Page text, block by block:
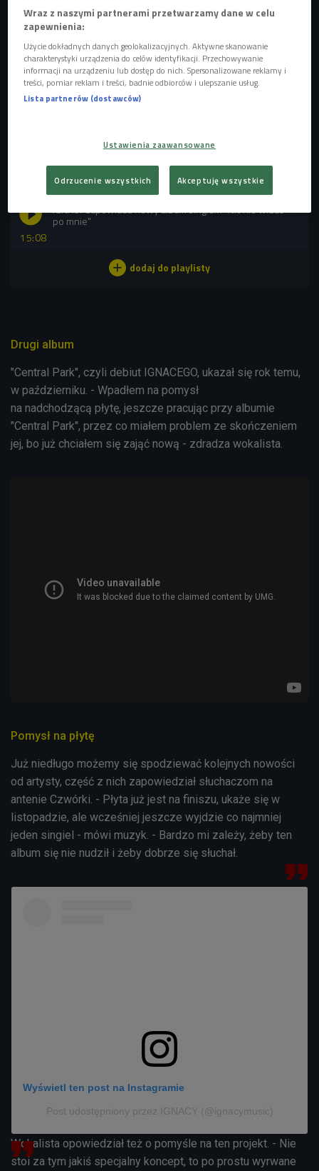
Najnowszy singiel IGNACEGO "Nic nie widać po mnie" miał
premierę 22 sierpnia. Do piosenki powstał teledysk. Artysta
opowiedział Dominice Płonce w jej pierwszym "Poranku
Czwórki" dlaczego ten numer jest dla niego ważny. - „Nic
nie widać po mnie” było pierwszym numerem, który
zacząłem robić na nadchodzącą płytę, spodobał mi się ten
piosenek na albumie.
POSŁUCHAJ
15:08
IGNACY zapowiada nowy album singlem "Nic nie widać
po mnie"
Drugi album
"Central Park", czyli debiut IGNACEGO, ukazał się rok temu,
w październiku. - Wpadłem na pomysł
na nadchodzącą płytę, jeszcze pracując przy albumie
"Central Park", przez co miałem problem ze skończeniem
jej, bo już chciałem się zająć nową - zdradza wokalista.
Pomysł na płytę
Już niedługo możemy się spodziewać kolejnych nowości
od artysty, część z nich zapowiedział słuchaczom na
antenie Czwórki. - Płyta już jest na finiszu, ukaże się w
listopadzie, ale wcześniej jeszcze wyjdzie co najmniej
jeden singiel - mówi muzyk. - Bardzo mi zależy, żeby ten
album się nie nudził i żeby dobrze się słuchał.
Wyświetl ten post na Instagramie
Post udostępniony przez IGNACY (@ignacymusic)
Wokalista opowiedział też o pomyśle na ten projekt. - Nie
stoi za tym jakiś specjalny koncept, to po prostu wyrwane
Wraz z naszymi partnerami przetwarzamy dane w celu
zapewnienia:
Użycie dokładnych danych geolokalizacyjnych. Aktywne skanowanie
charakterystyki urządzenia do celów identyfikacji. Przechowywanie
informacji na urządzeniu lub dostęp do nich. Spersonalizowane reklamy i
treści, pomiar reklam i treści, badnie odbiorców i ulepszanie usług.
Lista partnerów (dostawców)
Ustawienia zaawansowane
Odrzucenie wszystkich Akceptuję wszystkie